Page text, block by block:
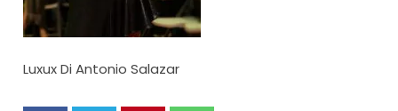
Luxux Di Antonio Salazar